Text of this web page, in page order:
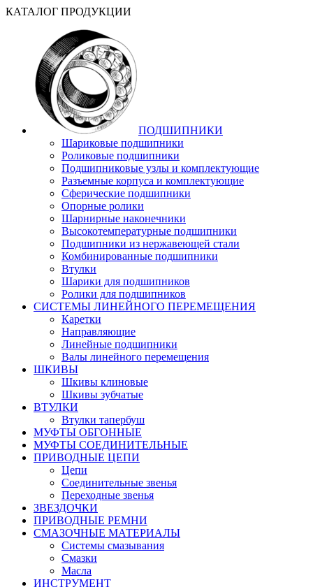
КАТАЛОГ ПРОДУКЦИИ
ПОДШИПНИКИ
Шариковые подшипники
Роликовые подшипники
Подшипниковые узлы и комплектующие
Разъемные корпуса и комплектующие
Сферические подшипники
Опорные ролики
Шарнирные наконечники
Высокотемпературные подшипники
Подшипники из нержавеющей стали
Комбинированные подшипники
Втулки
Шарики для подшипников
Ролики для подшипников
СИСТЕМЫ ЛИНЕЙНОГО ПЕРЕМЕЩЕНИЯ
Каретки
Направляющие
Линейные подшипники
Валы линейного перемещения
ШКИВЫ
Шкивы клиновые
Шкивы зубчатые
ВТУЛКИ
Втулки тапербуш
МУФТЫ ОБГОННЫЕ
МУФТЫ СОЕДИНИТЕЛЬНЫЕ
ПРИВОДНЫЕ ЦЕПИ
Цепи
Соединительные звенья
Переходные звенья
ЗВЕЗДОЧКИ
ПРИВОДНЫЕ РЕМНИ
СМАЗОЧНЫЕ МАТЕРИАЛЫ
Системы смазывания
Смазки
Масла
ИНСТРУМЕНТ